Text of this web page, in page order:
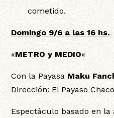
cometido.
Domingo 9/6 a las 16 hs.
«METRO y MEDIO«
Con la Payasa Maku
Dirección: El Payaso
Espectáculo basado en